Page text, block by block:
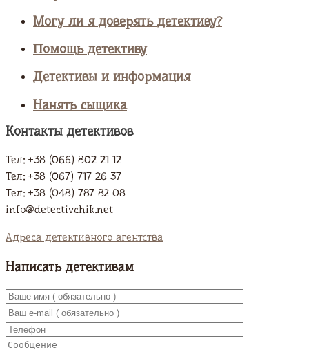
Могу ли я доверять детективу?
Помощь детективу
Детективы и информация
Нанять сыщика
Контакты детективов
Тел: +38 (066) 802 21 12
Тел: +38 (067) 717 26 37
Тел: +38 (048) 787 82 08
info@detectivchik.net
Адреса детективного агентства
Написать детективам